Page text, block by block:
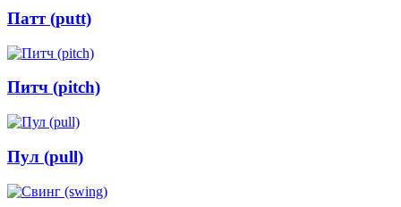
Патт (putt)
Питч (pitch)
Пул (pull)